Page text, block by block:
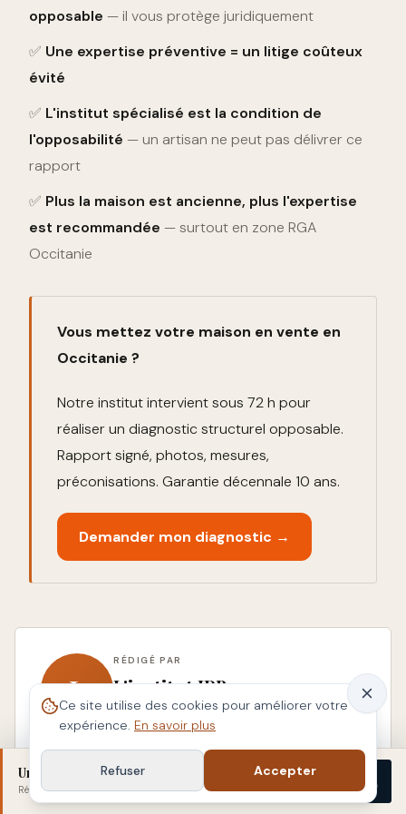
opposable — il vous protège juridiquement
✅ Une expertise préventive = un litige coûteux
évité
✅ L'institut spécialisé est la condition de
l'opposabilité — un artisan ne peut pas délivrer ce
rapport
✅ Plus la maison est ancienne, plus l'expertise
est recommandée — surtout en zone RGA
Occitanie
Vous mettez votre maison en vente en
Occitanie ?
Notre institut intervient sous 72 h pour
réaliser un diagnostic structurel opposable.
Rapport signé, photos, mesures,
préconisations. Garantie décennale 10 ans.
Demander mon diagnostic →
L
RÉDIGÉ PAR
L'institut IPB
PATHOLOGIE DU BÂTIMENT
bâtiment en Occitanie (Haute-Garonne,
Tarn-et-Garonne, Gers, Tarn). Diagnostic :
fissures, humidité, expertise avant achat
Un doute sur votre bâti ?
Réponse sous 48 h· sans engagement
Démarrer
Ce site utilise des cookies pour améliorer votre
expérience. En savoir plus
Refuser Accepter